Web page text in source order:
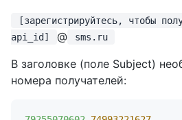
[зарегистрируйтесь, чтобы
api_id]
@ sms.ru
В заголовке (поле Subject)
номера получателей: